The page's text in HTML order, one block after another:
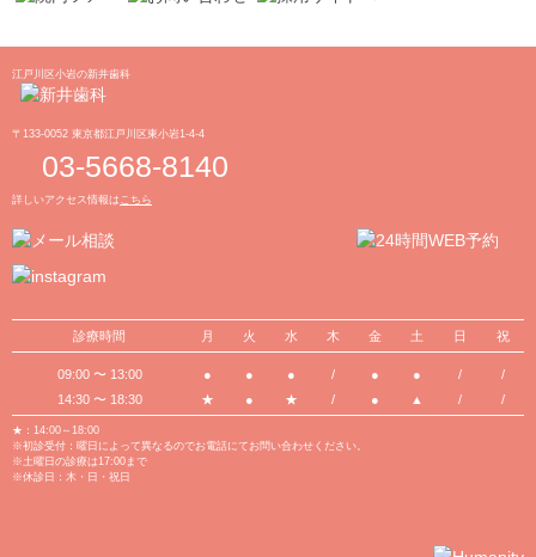
江戸川区小岩の新井歯科
〒133-0052 東京都江戸川区東小岩1-4-4
03-5668-8140
詳しいアクセス情報は こちら
診療時間 月 火 水 木 金 土 日 祝
09:00 〜 13:00 ● ● ● / ● ● /
/
14:30 〜 18:30
★ ● ★ / ● ▲ / /
★：14:00～18:00
※初診受付：曜日によって異なるのでお電話にてお問い合わせください。
※土曜日の診療は17:00まで
※休診日：木・日・祝日